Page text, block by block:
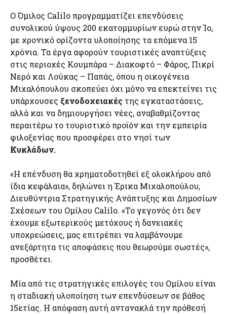
Ο Όμιλος Calilo προγραμματίζει επενδύσεις
συνολικού ύψους 200 εκατομμυρίων ευρώ στην Ίο,
με χρονικό ορίζοντα υλοποίησης τα επόμενα 15
χρόνια. Τα έργα αφορούν τουριστικές αναπτύξεις
στις περιοχές Κουμπάρα – Διακοφτό – Φάρος, Πικρί
Νερό και Λούκας – Παπάς, όπου η οικογένεια
Μιχαλόπουλου σκοπεύει όχι μόνο να επεκτείνει τις
υπάρχουσες ξενοδοχειακές της εγκαταστάσεις,
αλλά και να δημιουργήσει νέες, αναβαθμίζοντας
περαιτέρω το τουριστικό προϊόν και την εμπειρία
φιλοξενίας που προσφέρει στο νησί των
Κυκλάδων.
«Η επένδυση θα χρηματοδοτηθεί εξ ολοκλήρου από
ίδια κεφάλαια», δηλώνει η Έρικα Μιχαλοπούλου,
Διευθύντρια Στρατηγικής Ανάπτυξης και Δημοσίων
Σχέσεων του Ομίλου Calilo. «Το γεγονός ότι δεν
έχουμε εξωτερικούς μετόχους ή δανειακές
υποχρεώσεις, μας επιτρέπει να λαμβάνουμε
ανεξάρτητα τις αποφάσεις που θεωρούμε σωστές»,
προσθέτει.
Μία από τις στρατηγικές επιλογές του Ομίλου είναι
η σταδιακή υλοποίηση των επενδύσεων σε βάθος
15ετίας. Η απόφαση αυτή αντανακλά την πρόθεσή